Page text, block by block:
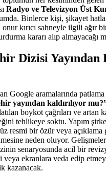
Radyo ve Televizyon Üst
Binlerce kişi, şikayet
kırıcı sahneyle ilgili ağır
kararı alıp almayacağı
Dizisi Yayından
Google aramalarında
yayından kaldırılıyor
boykot çağrıları ve artan
tehlikeye soktu. Yapım
resmi bir özür veya
neden oluyor.
senaryosunda acil bir
veya ekranlara veda edip
kazanacak.